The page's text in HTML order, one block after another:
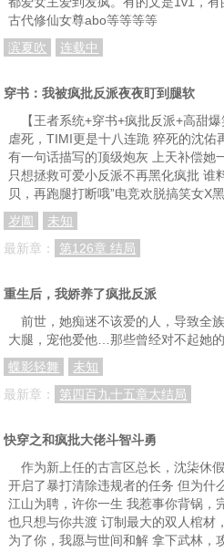
古代修仙女尊abo等等等等
滨夏吹
连载中
穿书：我被疯批反派夜夜盯到腿软
【王者系统+穿书+疯批反派+高甜
虐死，TIMI更是十八连跪 猝死的沈佑
有一句话描写的顶级炮灰 上天补偿她
只想拯救可爱小反派不再黑化疯批 谁
贝，再跑腿打断哦”电竞欢脱搞笑女X
岁阖
未知
最新章：
第126章 结局
重生后，我娇养了疯批反派
前世，她痴迷不该爱的人，导致全
大腿，宠他爱他…那些曾经对不起她
蝶影轻舞
未知
最新章：
第四百九十五章大结局
快穿之和疯批大佬斗智斗勇
作为新上任的古言区总长，沈柒休
开启了暴打清除违规者的任务 但为什
江山为聘，许你一生 我惹事你背锅，
也只想与你共渡 订制最大的双人棺材
为了你，我愿与世间和解 拿下武林，